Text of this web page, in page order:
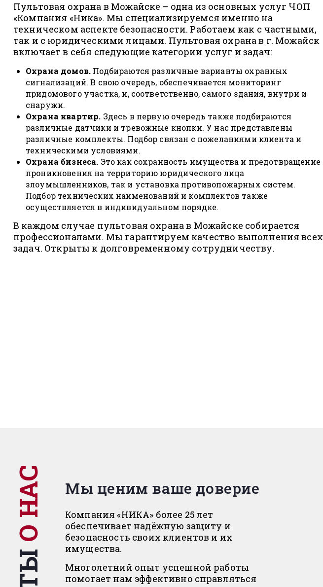
Пультовая охрана в Можайске – одна из основных услуг ЧОП
«Компания «Ника». Мы специализируемся именно на
техническом аспекте безопасности. Работаем как с частными,
так и с юридическими лицами. Пультовая охрана в г. Можайск
включает в себя следующие категории услуг и задач:
Охрана домов. Подбираются различные варианты охранных
сигнализаций. В свою очередь, обеспечивается мониторинг
придомового участка, и, соответственно, самого здания, внутри и
снаружи.
Охрана квартир. Здесь в первую очередь также подбираются
различные датчики и тревожные кнопки. У нас представлены
различные комплекты. Подбор связан с пожеланиями клиента и
техническими условиями.
Охрана бизнеса. Это как сохранность имущества и предотвращение
проникновения на территорию юридического лица
злоумышленников, так и установка противопожарных систем.
Подбор технических наименований и комплектов также
осуществляется в индивидуальном порядке.
В каждом случае пультовая охрана в Можайске собирается
профессионалами. Мы гарантируем качество выполнения всех
задач. Открыты к долговременному сотрудничеству.
О НАС Мы ценим ваше доверие
Компания «НИКА» более 25 лет
обеспечивает надёжную защиту и
безопасность своих клиентов и их
имущества.
Многолетний опыт успешной работы
помогает нам эффективно справляться